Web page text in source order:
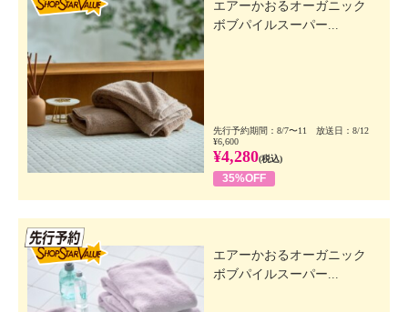
エアーかおるオーガニック
ボブパイルスーパー...
先行予約期間：8/7〜11 放送日：8/12
¥6,600
¥4,280(税込)
35%OFF
エアーかおるオーガニック
ボブパイルスーパー...